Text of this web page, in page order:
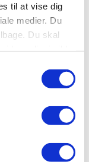
til at vise dig
medier. Du
Du skal